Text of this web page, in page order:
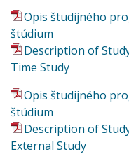
Opis študijného
štúdium
Description of
Time Study
Opis študijného
štúdium
Description of
External Study